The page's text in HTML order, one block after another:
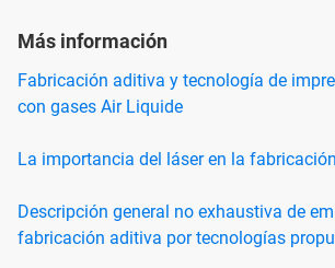
Más información
Fabricación aditiva y tecnología de
con gases Air Liquide
La importancia del láser en la
Descripción general no exhaustiva de
fabricación aditiva por tecnologías